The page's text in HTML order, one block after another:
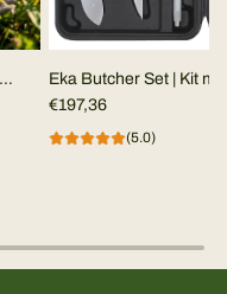
Eka Butcher Set | Kit
€197,36
(5.0)